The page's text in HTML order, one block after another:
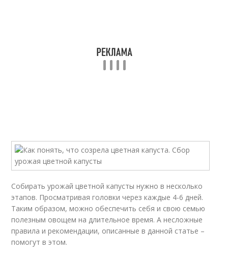
Собирать урожай цветной капусты нужно в несколько
этапов. Просматривая головки через каждые 4-6 дней.
Таким образом, можно обеспечить себя и свою семью
полезным овощем на длительное время. А несложные
правила и рекомендации, описанные в данной статье –
помогут в этом.